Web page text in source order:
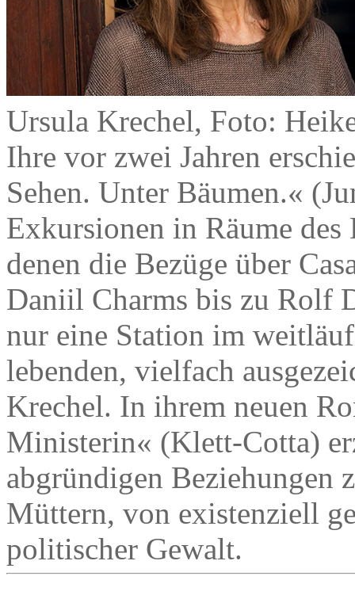
Ursula Krechel, Foto:
Ihre vor zwei Jahren
Sehen. Unter Bäumen.«
Exkursionen in Räume des
denen die Bezüge über
Daniil Charms bis zu Rolf
nur eine Station im
lebenden, vielfach
Krechel. In ihrem neuen
Ministerin« (Klett-Cotta)
abgründigen Beziehungen
Müttern, von existenziell
politischer Gewalt.